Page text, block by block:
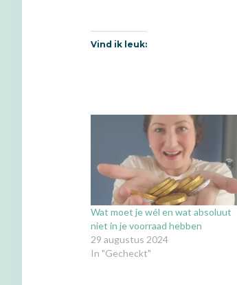
Vind ik leuk:
Wat moet je wél en wat absoluut
niet in je voorraad hebben
29 augustus 2024
In "Gecheckt"